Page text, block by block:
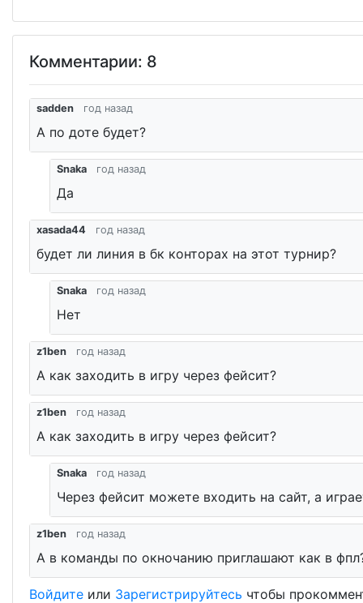
Комментарии: 8
sadden год назад
А по доте будет?
Snaka год назад
Да
xasada44 год назад
будет ли линия в бк конторах на этот турнир?
Snaka год назад
Нет
z1ben год назад
А как заходить в игру через фейсит?
z1ben год назад
А как заходить в игру через фейсит?
Snaka год назад
Через фейсит можете входить на сайт, а
z1ben год назад
А в команды по окночанию приглашают как в
Войдите или Зарегистрируйтесь чтобы